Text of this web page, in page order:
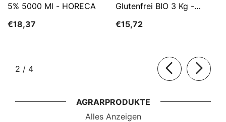
5% 5000 Ml - HORECA
€18,37
Glutenfrei BIO 3 Kg -
€15,72
2 / von
4
AGRARPRODUKTE
Alles Anzeigen